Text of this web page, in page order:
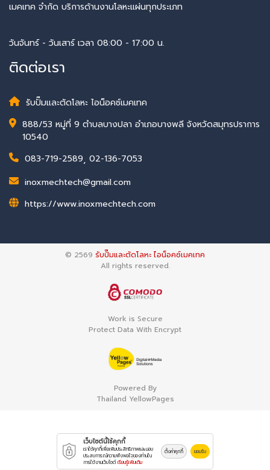
เมคเทค จำกัด บริการด้านงานโลหะแผ่นทุกประเภท
วันจันทร์ - วันเสาร์ เวลา 08:00 - 17:00 น.
ติดต่อเรา
รับปั๊มและตัดโลหะ ไอน็อคซ์เมคเทค
888/53 หมู่ที่ 9 ตำบลบางปลา อำเภอบางพลี จังหวัดสมุทรปราการ
10540
083-719-2589, 02-136-7053
inoxmechtech@gmail.com
https://www.inoxmechtech.com
© 2569 รับปั๊มและตัดโลหะ ไอน็อคซ์เมคเทค
All rights reserved.
Work is Secure
Protect Data With Encrypt
Powered By
Thailand YellowPages
เว็บไซต์นี้ใช้คุกกี้
เราใช้คุกกี้เพื่อเพิ่มประสิทธิภาพและมอบ
ประสบการณ์ความพึงพอใจของท่านใน
การใช้งานเว็บไซต์เรียนรู้เพิ่มเติม
ตั้งค่าคุกกี้ ยอมรับ